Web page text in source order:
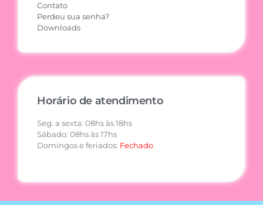
Contato
Perdeu sua senha?
Downloads
Horário de atendimento
Seg. a sexta: 08hs às 18hs
Sábado: 08hs às 17hs
Domingos e feriados: Fechado